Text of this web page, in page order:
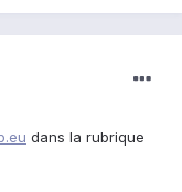
dans la rubrique